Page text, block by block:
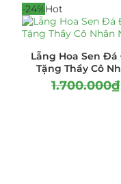
-24%Hot
Lẵng Hoa Sen
Tặng Thầy Cô
1.700.000₫